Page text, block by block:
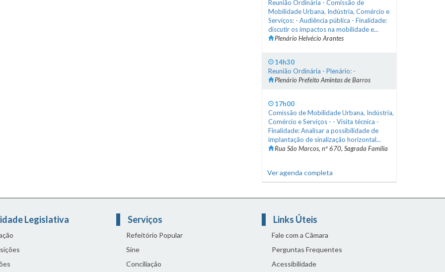
Reunião Ordinária - Comissão de
Mobilidade Urbana, Indústria, Comércio e
Serviços: - Audiência pública - Finalidade:
discutir os impactos na mobilidade e...
Plenário Helvécio Arantes
14h30
Reunião Ordinária - Plenário: -
Plenário Prefeito Amintas de Barros
17h00
Comissão de Mobilidade Urbana, Indústria,
Comércio e Serviços - - Visita técnica -
Finalidade: Analisar a possibilidade de
implantação de sinalização horizontal...
Rua São Marcos, nº 670, Sagrada Família
Ver agenda completa
Legislativa Serviços
Refeitório Popular
Sine
Conciliação
Links Úteis
Fale com a Câmara
Perguntas Frequentes
Acessibilidade